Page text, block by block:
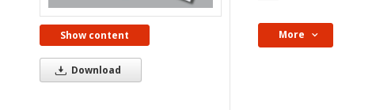
Show content
Download
More